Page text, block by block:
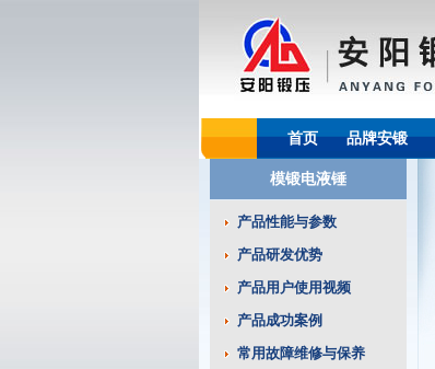
首页 品牌安锻
模锻电液锤
产品性能与参数
产品研发优势
产品用户使用视频
产品成功案例
常用故障维修与保养